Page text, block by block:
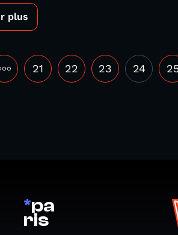
plus
21 22 23 24
*pa
ris